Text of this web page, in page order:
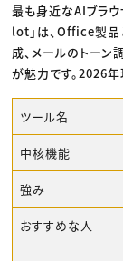
最も身近なAIブラ
lot」は、Office製
成、メールのトー
が魅力です。2026
ツール名
中核機能
強み
おすすめな人